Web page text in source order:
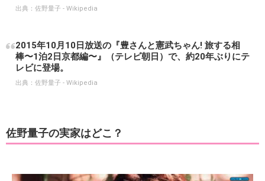
出典： 佐野量子 - Wikipedia
2015年10月10日放送の『豊さんと憲武ちゃん! 旅する相
棒〜1泊2日京都編〜』（テレビ朝日）で、約20年ぶりにテ
レビに登場。
出典： 佐野量子 - Wikipedia
佐野量子の実家はどこ？